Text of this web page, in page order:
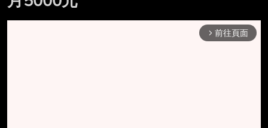
arrow_forward_ios 前往頁面